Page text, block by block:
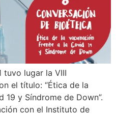
tuvo lugar la VIII
el título: “Ética de la
y Síndrome de Down”.
con el Instituto de